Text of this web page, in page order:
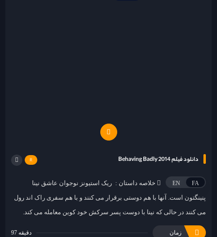
دانلود فیلم Behaving Badly 2014 R
FA
EN خلاصه داستان : ریک استیونز نوجوان عاشق نینا
پنینگتون است. آنها با هم دوستی برقرار می کنند و با هم سفری راک اند رول
می کنند در حالی که نینا با دوست پسر سرکش خود کوین معامله می کند.
زمان 97 دقیقه